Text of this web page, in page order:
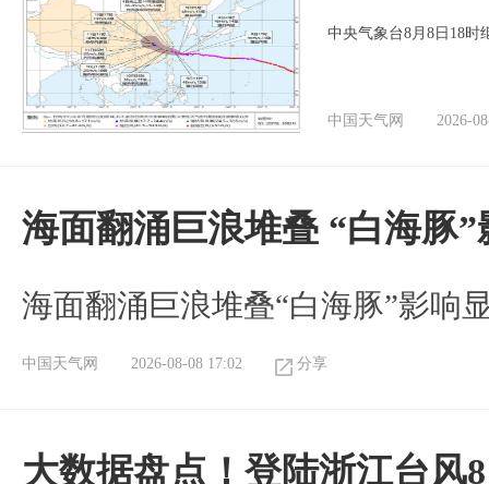
中央气象台8月8日18时
中国天气网 2026-
海面翻涌巨浪堆叠 “白海豚”
海面翻涌巨浪堆叠“白海豚”影响
中国天气网 2026-08-08 17:02 分享
大数据盘点！登陆浙江台风